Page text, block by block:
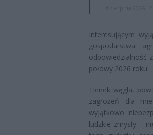
Interesującym
gospodarstwa
odpowiedzialność
połowy 2026 roku.
Tlenek węgla,
zagrożeń dla
wyjątkowo
ludzkie zmysły –